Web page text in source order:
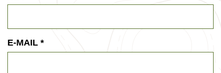
E-MAIL *